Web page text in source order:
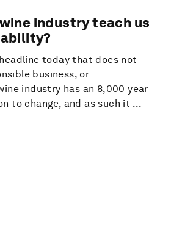
industry teach us
today that does not
business, or
industry has an 8,000 year
to change, and as such it ...